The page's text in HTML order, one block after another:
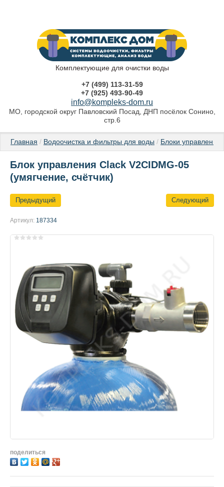
Комплектующие для очистки воды
+7 (499) 113-31-59
+7 (925) 493-90-49
info@kompleks-dom.ru
МО, городской округ Павловский Посад, ДНП посёлок Сонино,
стр.6
Главная / Водоочистка и фильтры для воды / Блоки управления
Блок управления Clack V2CIDMG-05
(умягчение, счётчик)
Предыдущий Следующий
Артикул: 187334
поделиться